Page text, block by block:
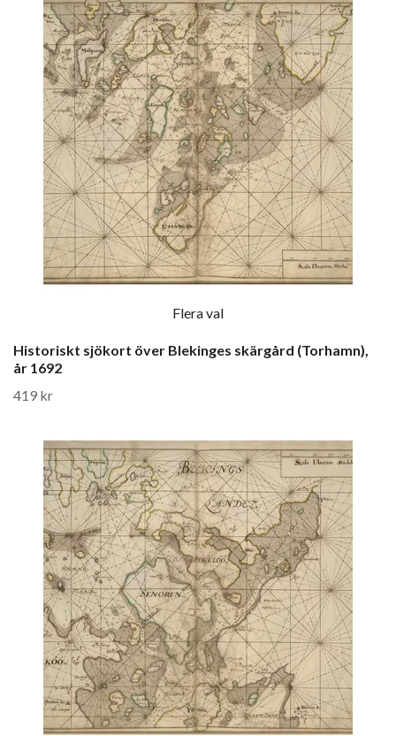
Flera val
Historiskt sjökort över Blekinges skärgård (Torhamn),
år 1692
419 kr